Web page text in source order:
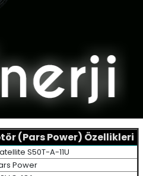
(Pars Power) Özellikleri
S50T-A-11U
Power